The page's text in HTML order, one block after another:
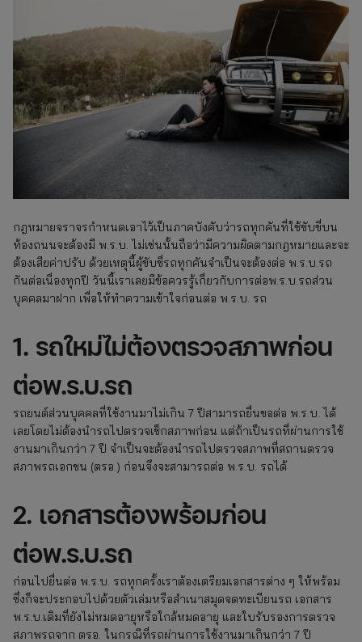
กฎหมายจราจรกำหนดเอาไว้เป็นภาคบังคับว่ารถทุกคันที่ใช้ขับขี่บน
ท้องถนนจะต้องมี พ.ร.บ. ไม่เช่นนั้นถือว่ามีความผิดตามกฎหมายและจะ
ต้องเสียค่าปรับ ด้วยเหตุนี้ผู้ขับขี่รถทุกคันจำเป็นจะต้องต่อ พ.ร.บ.รถ
กันต่อเนื่องทุกปี วันนี้เราเลยมีข้อควรรู้เกี่ยวกับการต่อพ.ร.บ.รถส่วน
บุคคลมาฝาก เพื่อให้ทำความเข้าใจก่อนต่อ พ.ร.บ. รถ
1. รถใหม่ไม่ต้องตรวจสภาพก่อน
ต่อพ.ร.บ.รถ
รถยนต์ส่วนบุคคลที่ใช้งานมาไม่เกิน 7 ปีสามารถยื่นขอต่อ พ.ร.บ. ได้
เลยโดยไม่ต้องนำรถไปตรวจเช็กสภาพก่อน แต่ถ้าเป็นรถที่ผ่านการใช้
งานมาเกินกว่า 7 ปี จำเป็นจะต้องนำรถไปตรวจสภาพที่สถานตรวจ
สภาพรถเอกชน (ตรอ.) ก่อนจึงจะสามารถต่อ พ.ร.บ. รถได้
2. เอกสารต้องพร้อมก่อน
ต่อพ.ร.บ.รถ
ก่อนไปยื่นต่อ พ.ร.บ. รถทุกครั้งเราต้องเตรียมเอกสารต่าง ๆ ให้พร้อม
ซึ่งก็จะประกอบไปด้วยตัวเล่มหรือสำเนาสมุดจดทะเบียนรถ เอกสาร
พ.ร.บ.เดิมที่ยังไม่หมดอายุหรือใกล้หมดอายุ และใบรับรองการตรวจ
สภาพรถจาก ตรอ. ในกรณีที่รถผ่านการใช้งานมาเกินกว่า 7 ปี